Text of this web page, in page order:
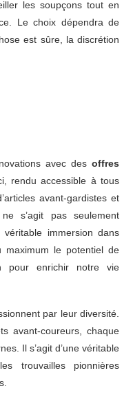
les soupçons tout en
Le choix dépendra de
est sûre, la discrétion
avec des offres
rendu accessible à tous
avant-gardistes et
s’agit pas seulement
véritable immersion dans
maximum le potentiel de
pour enrichir notre vie
par leur diversité.
avant-coureurs, chaque
Il s’agit d’une véritable
trouvailles pionnières